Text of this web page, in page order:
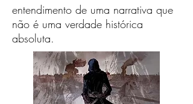
entendimento de uma narrativa que
não é uma verdade histórica
absoluta.